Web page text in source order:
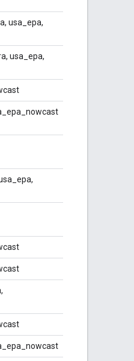
usa_epa,
usa_epa,